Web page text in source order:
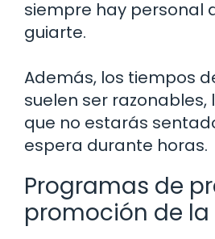
siempre hay personal
guiarte.
Además, los tiempos
suelen ser razonables,
que no estarás
espera durante horas.
Programas de
promoción de